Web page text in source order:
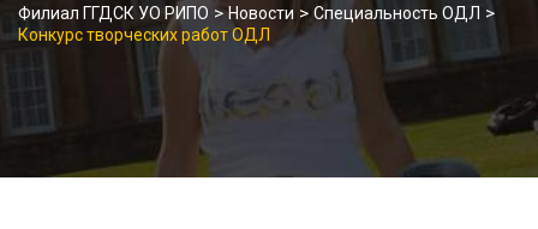
Филиал ГГДСК УО РИПО >Новости >Специальность ОДЛ >
Конкурс творческих работ ОДЛ